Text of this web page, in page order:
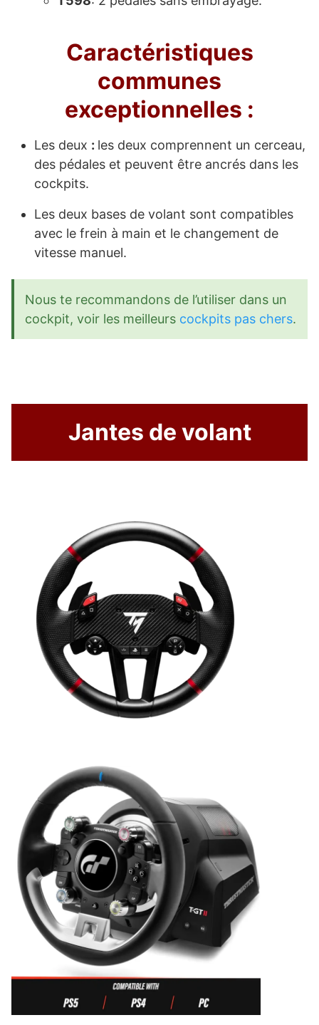
Caractéristiques
communes
exceptionnelles :
Les deux : les deux comprennent un cerceau,
des pédales et peuvent être ancrés dans les
cockpits.
Les deux bases de volant sont compatibles
avec le frein à main et le changement de
vitesse manuel.
Nous te recommandons de l’utiliser dans un
cockpit, voir les meilleurs cockpits pas chers.
Jantes de volant